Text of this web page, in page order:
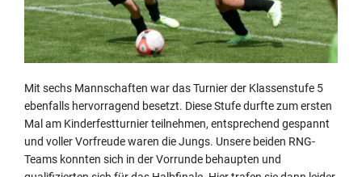
Mit sechs Mannschaften war das Turnier der Klassenstufe 5
ebenfalls hervorragend besetzt. Diese Stufe durfte zum ersten
Mal am Kinderfestturnier teilnehmen, entsprechend gespannt
und voller Vorfreude waren die Jungs. Unsere beiden RNG-
Teams konnten sich in der Vorrunde behaupten und